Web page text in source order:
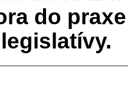
do